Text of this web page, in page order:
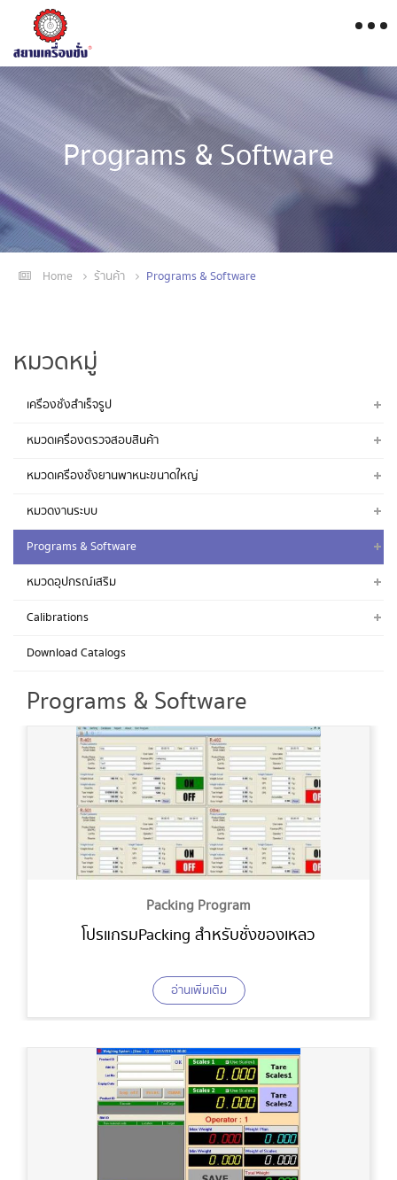
Programs & Software
Home ร้านค้า Programs & Software
หมวดหมู่
เครื่องชั่งสำเร็จรูป
หมวดเครื่องตรวจสอบสินค้า
หมวดเครื่องชั่งยานพาหนะขนาดใหญ่
หมวดงานระบบ
Programs & Software
หมวดอุปกรณ์เสริม
Calibrations
Download Catalogs
Programs & Software
Packing Program
โปรแกรม Packing สำหรับชั่งของเหลว
อ่านเพิ่มเติม